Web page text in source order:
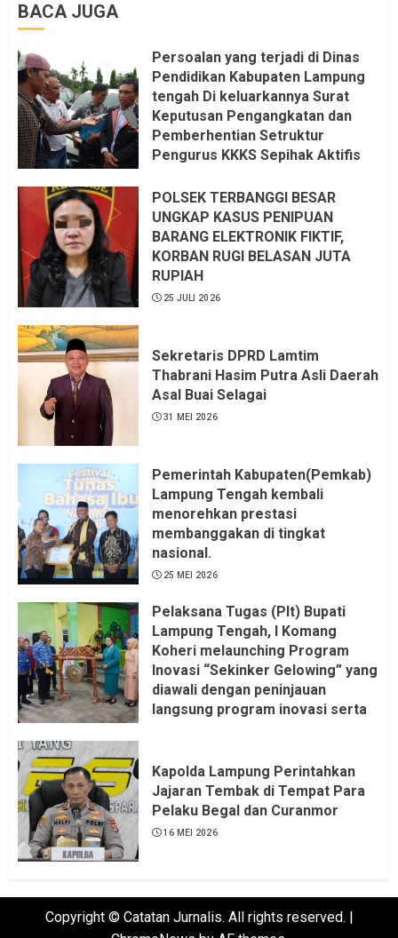
BACA JUGA
Persoalan yang terjadi di Dinas
Pendidikan Kabupaten Lampung
tengah Di keluarkannya Surat
Keputusan Pengangkatan dan
Pemberhentian Setruktur
Pengurus KKKS Sepihak Aktifis
Sangat menantang Aturan dan
Dapat saya pastikan penuh Unsur
KKN, dan Unsur Politik.
6 AGUSTUS 2026
POLSEK TERBANGGI BESAR
UNGKAP KASUS PENIPUAN
BARANG ELEKTRONIK FIKTIF,
KORBAN RUGI BELASAN JUTA
RUPIAH
25 JULI 2026
Sekretaris DPRD Lamtim
Thabrani Hasim Putra Asli Daerah
Asal Buai Selagai
31 MEI 2026
Pemerintah Kabupaten(Pemkab)
Lampung Tengah kembali
menorehkan prestasi
membanggakan di tingkat
nasional.
25 MEI 2026
Pelaksana Tugas (Plt) Bupati
Lampung Tengah, I Komang
Koheri melaunching Program
Inovasi “Sekinker Gelowing” yang
diawali dengan peninjauan
langsung program inovasi serta
Bandar Jaya Barat, Kecamatan
Terbanggi Besar, Rabu
(20/05/2026).
21 MEI 2026
Kapolda Lampung Perintahkan
Jajaran Tembak di Tempat Para
Pelaku Begal dan Curanmor
16 MEI 2026
Copyright © Catatan Jurnalis. All rights reserved.